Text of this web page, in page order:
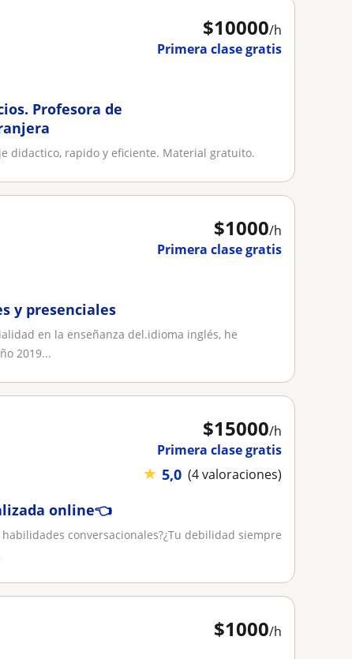
$10000/h
Primera clase gratis
Profesora de
didactico, rapido y eficiente. Material gratuito.
$1000/h
Primera clase gratis
y presenciales
en la enseñanza del.idioma inglés, he
2019...
$15000/h
Primera clase gratis
★ 5,0 (4 valoraciones)
online👈
conversacionales?¿Tu debilidad siempre
$1000/h